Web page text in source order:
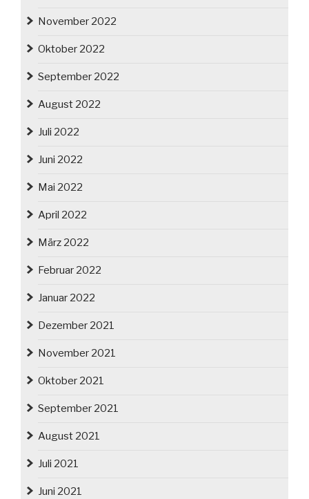
November 2022
Oktober 2022
September 2022
August 2022
Juli 2022
Juni 2022
Mai 2022
April 2022
März 2022
Februar 2022
Januar 2022
Dezember 2021
November 2021
Oktober 2021
September 2021
August 2021
Juli 2021
Juni 2021